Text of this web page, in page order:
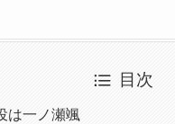
目次
は一ノ瀬颯